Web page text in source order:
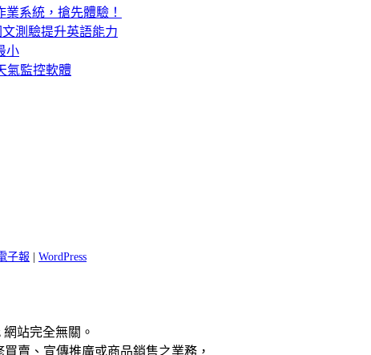
業系統，搶先體驗！
測驗提升英語能力
小
氣監控軟體
子報
WordPress
站完全無關。
賣、宣傳推廣或商品銷售之業務，